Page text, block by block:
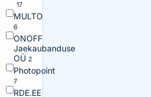
17
MULTO
6
ONOFF
Jaekaubanduse
OÜ 2
Photopoint
7
RDE.EE